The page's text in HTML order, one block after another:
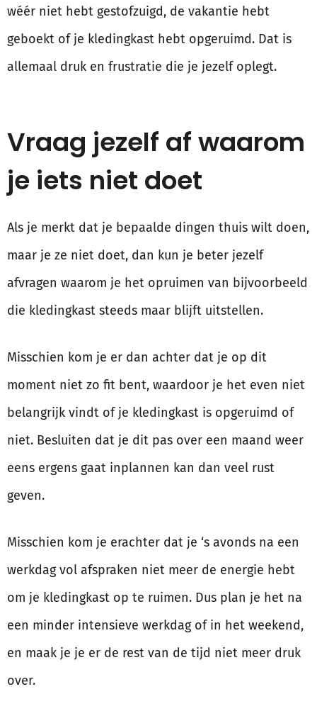
wéér niet hebt gestofzuigd, de vakantie hebt
geboekt of je kledingkast hebt opgeruimd. Dat is
allemaal druk en frustratie die je jezelf oplegt.
Vraag jezelf af waarom
je iets niet doet
Als je merkt dat je bepaalde dingen thuis wilt doen,
maar je ze niet doet, dan kun je beter jezelf
afvragen waarom je het opruimen van bijvoorbeeld
die kledingkast steeds maar blijft uitstellen.
Misschien kom je er dan achter dat je op dit
moment niet zo fit bent, waardoor je het even niet
belangrijk vindt of je kledingkast is opgeruimd of
niet. Besluiten dat je dit pas over een maand weer
eens ergens gaat inplannen kan dan veel rust
geven.
Misschien kom je erachter dat je ‘s avonds na een
werkdag vol afspraken niet meer de energie hebt
om je kledingkast op te ruimen. Dus plan je het na
een minder intensieve werkdag of in het weekend,
en maak je je er de rest van de tijd niet meer druk
over.